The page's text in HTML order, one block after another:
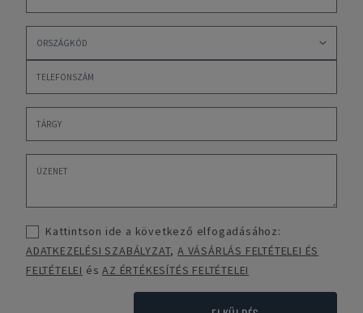
Kattintson ide a következő elfogadásához:
ADATKEZELÉSI SZABÁLYZAT,A VÁSÁRLÁS FELTÉTELEI ÉS
FELTÉTELEI ésAZ ÉRTÉKESÍTÉS FELTÉTELEI